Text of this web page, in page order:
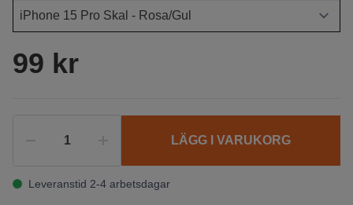
99 kr
LÄGG I VARUKORG
Leveranstid 2-4 arbetsdagar